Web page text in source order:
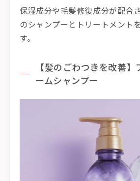
保湿成分や毛髪修復成分が配合
のシャンプーとトリートメント
す。
【髪のごわつきを改善】
ームシャンプー